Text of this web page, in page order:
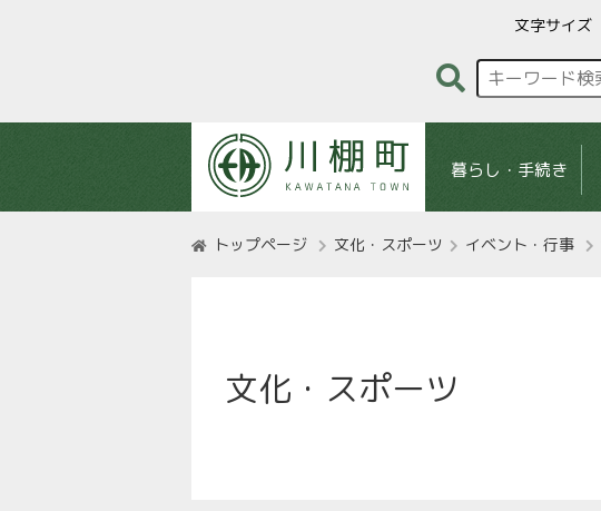
文字サイズ
暮らし・手続き
トップページ 文化・スポーツ イベント・行事
文化・スポーツ